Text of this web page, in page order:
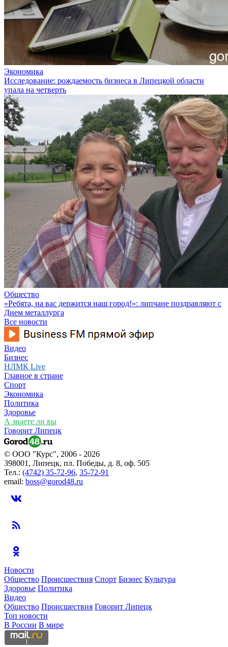
Экономика
Исследование: рождаемость бизнеса в Липецкой области
упала на четверть
Общество
«Ребята, на вас держится наш город!»: липчане поздравляют с
Днем металлурга
Все новости
Видео
Бизнес
НЛМК Live
Главное в стране
Спорт
Экономика
Политика
Здоровье
А знаете ли вы
Говорит Липецк
© ООО "Курс", 2006 - 2026
398001, Липецк, пл. Победы, д. 8, оф. 505
Тел.: (4742) 35-72-96, 35-72-91
email: boss@gorod48.ru
Новости
Общество Происшествия Спорт Бизнес Культура
Здоровье Политика
Видео
Общество Происшествия Говорит Липецк
Топ новости
В России В мире